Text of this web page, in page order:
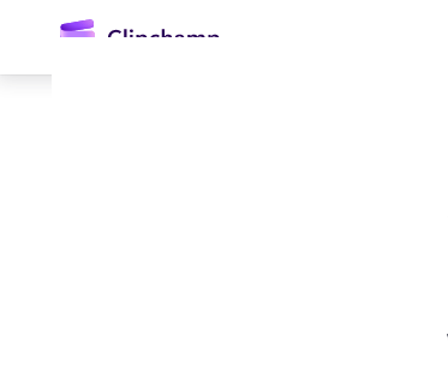
huvudinnehåll